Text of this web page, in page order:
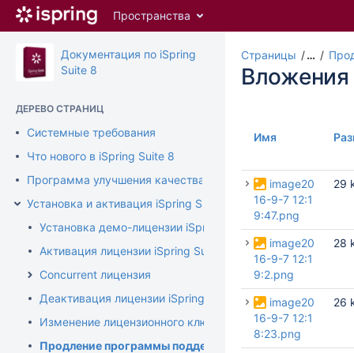
Перейти
содержимому
assistive.skiplink.to.breadcrumbs
assistive.skiplink.to.quick.search
Пространства
Документация по iSpring
Suite 8
ДЕРЕВО СТРАНИЦ
Системные требования
Что нового в iSpring Suite 8
Программа улучшения качества продукта
Установка и активация iSpring Suite
Установка демо-лицензии iSpring Suite
Активация лицензии iSpring Suite
Concurrent лицензия
Деактивация лицензии iSpring Suite
Изменение лицензионного ключа или регистрационных
Продление программы поддержки
Страницы …
Вложения
Имя
image20
16-9-7 12:1
9:47.png
29
image20
16-9-7 12:1
9:2.png
28
image20
16-9-7 12:1
8:23.png
26